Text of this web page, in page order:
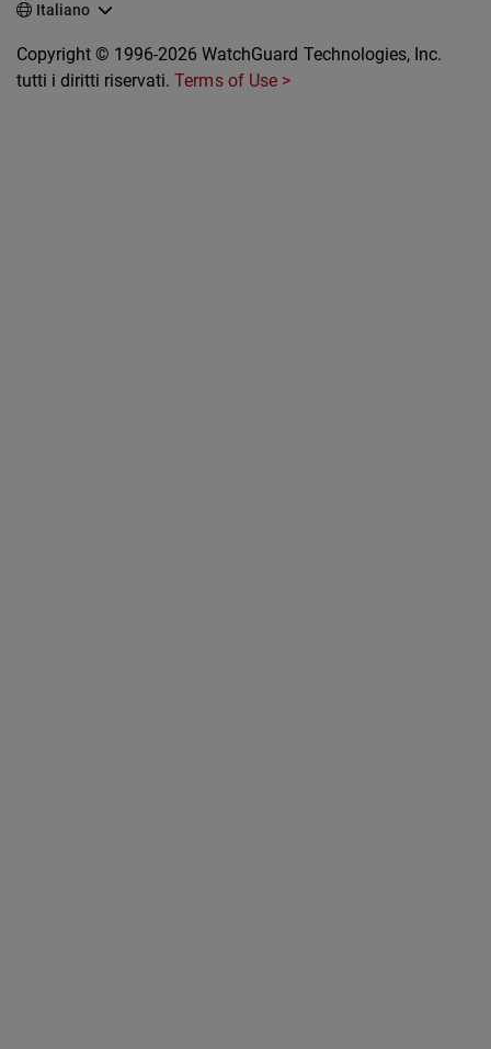
Italiano
Copyright © 1996-2026 WatchGuard Technologies, Inc.
tutti i diritti riservati.Terms of Use >